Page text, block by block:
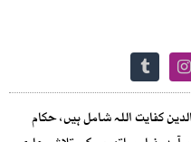
کفایت اللہ شامل ہیں، حکام